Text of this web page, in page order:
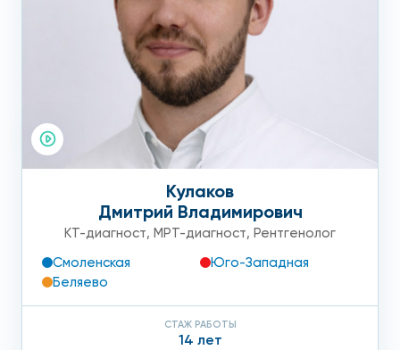
Кулаков
Дмитрий Владимирович
КТ-диагност, МРТ-диагност, Рентгенолог
Смоленская
Юго-Западная
Беляево
СТАЖ РАБОТЫ
14 лет